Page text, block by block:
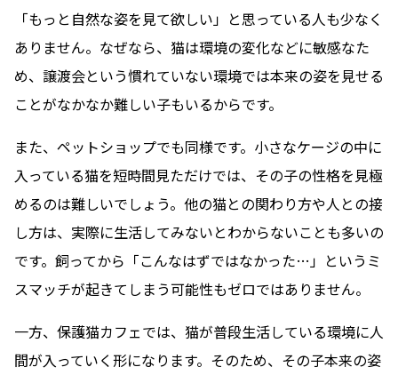
「もっと自然な姿を見て欲しい」と思っている人も少なく
ありません。なぜなら、猫は環境の変化などに敏感なた
め、譲渡会という慣れていない環境では本来の姿を見せる
ことがなかなか難しい子もいるからです。
また、ペットショップでも同様です。小さなケージの中に
入っている猫を短時間見ただけでは、その子の性格を見極
めるのは難しいでしょう。他の猫との関わり方や人との接
し方は、実際に生活してみないとわからないことも多いの
です。飼ってから「こんなはずではなかった…」というミ
スマッチが起きてしまう可能性もゼロではありません。
一方、保護猫カフェでは、猫が普段生活している環境に人
間が入っていく形になります。そのため、その子本来の姿